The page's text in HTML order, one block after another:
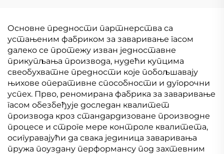
Сингл импулс
дигитална контрола
Синергична машина
за заваривање
сигнала Једини
импулс Синергична
Миг Велдер машина
Основне предности партнерства са
устањеним фабриком за заваривање гасом
далеко се протежу изван једноставне
прикупљања производа, нудећи купцима
свеобухватне предности које побољшавају
њихове оперативне способности и дугорочни
успех. Прво, реномирана фабрика за заваривање
гасом обезбеђује доследан квалитет
производа кроз стандардизоване производне
процесе и строге мере контроле квалитета,
осигуравајући да свака јединица заваривања
пружа поуздану перформансу под захтевним